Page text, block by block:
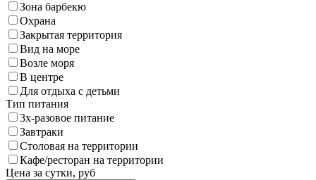
Зона барбекю
Охрана
Закрытая территория
Вид на море
Возле моря
В центре
Для отдыха с детьми
Тип питания
3х-разовое питание
Завтраки
Столовая на территории
Кафе/ресторан на территории
Цена за сутки, руб